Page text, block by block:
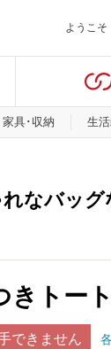
ようこそ
家具･収納 生
なバッ
きトート
できません